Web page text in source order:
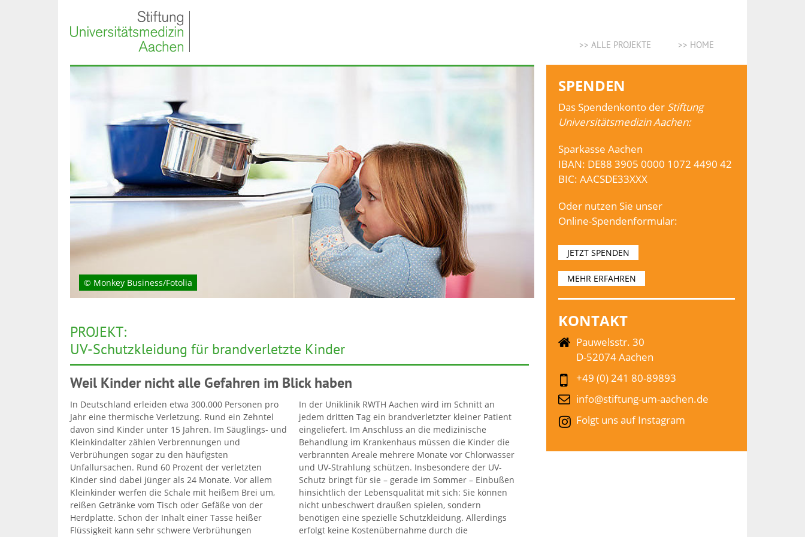
>> ALLE PROJEKTE >> HOME
© Monkey Business/Fotolia
PROJEKT:
UV-Schutzkleidung für brandverletzte Kinder
Weil Kinder nicht alle Gefahren im Blick haben
In Deutschland erleiden etwa 300.000 Personen pro
Jahr eine thermische Verletzung. Rund ein Zehntel
davon sind Kinder unter 15 Jahren. Im Säuglings- und
Kleinkindalter zählen Verbrennungen und
Verbrühungen sogar zu den häufigsten
Unfallursachen. Rund 60 Prozent der verletzten
Kinder sind dabei jünger als 24 Monate. Vor allem
Kleinkinder werfen die Schale mit heißem Brei um,
reißen Getränke vom Tisch oder Gefäße von der
Herdplatte. Schon der Inhalt einer Tasse heißer
Flüssigkeit kann sehr schwere Verbrühungen
In der Uniklinik RWTH Aachen wird im Schnitt an
jedem dritten Tag ein brandverletzter kleiner Patient
eingeliefert. Im Anschluss an die medizinische
Behandlung im Krankenhaus müssen die Kinder die
verbrannten Areale mehrere Monate vor Chlorwasser
und UV-Strahlung schützen. Insbesondere der UV-
Schutz bringt für sie – gerade im Sommer – Einbußen
hinsichtlich der Lebensqualität mit sich: Sie können
nicht unbeschwert draußen spielen, sondern
benötigen eine spezielle Schutzkleidung. Allerdings
erfolgt keine Kostenübernahme durch die
SPENDEN
Das Spendenkonto der Stiftung
Universitätsmedizin Aachen:
Sparkasse Aachen
IBAN: DE88 3905 0000 1072 4490 42
BIC: AACSDE33XXX
Oder nutzen Sie unser
Online-Spendenformular:
JETZT SPENDEN
MEHR ERFAHREN
KONTAKT
Pauwelsstr. 30
D-52074 Aachen
+49 (0) 241 80-89893
info@stiftung-um-aachen.de
Folgt uns auf Instagram